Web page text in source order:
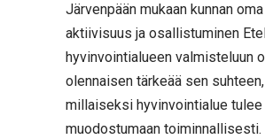
Järvenpään mukaan kunnan oma
aktiivisuus ja osallistuminen
hyvinvointialueen valmisteluun
olennaisen tärkeää sen suhteen,
millaiseksi hyvinvointialue tulee
muodostumaan toiminnallisesti.